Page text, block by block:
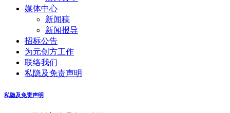
媒体中心
新闻稿
新闻报导
招标公告
为元创方工作
联络我们
私隐及免责声明
私隐及免责声明